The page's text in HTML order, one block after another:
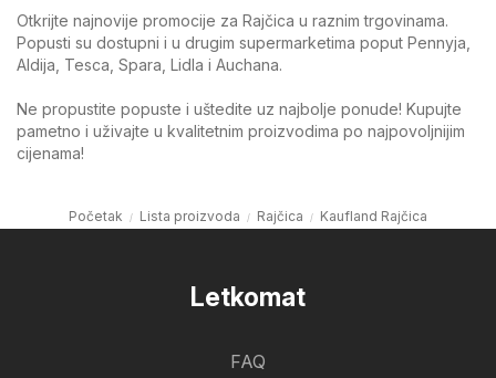
Otkrijte najnovije promocije za Rajčica u raznim trgovinama.
Popusti su dostupni i u drugim supermarketima poput Pennyja,
Aldija, Tesca, Spara, Lidla i Auchana.
Ne propustite popuste i uštedite uz najbolje ponude! Kupujte
pametno i uživajte u kvalitetnim proizvodima po najpovoljnijim
cijenama!
Početak Lista proizvoda Rajčica Kaufland Rajčica
Letkomat
FAQ